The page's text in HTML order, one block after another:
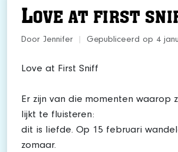
LOVE AT FIRST
Door Jennifer Gepubliceerd op 4
Love at First Sniff
Er zijn van die momenten waarop
lijkt te fluisteren:
dit is liefde. Op 15 februari
zomaar.